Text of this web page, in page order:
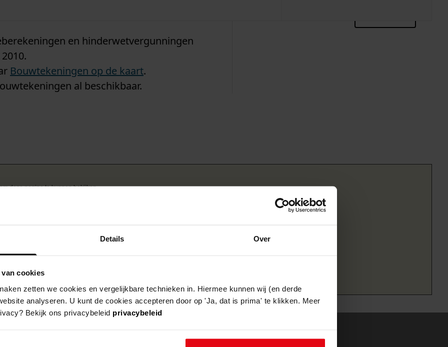
Details Over
cookies
zetten we cookies en vergelijkbare technieken in. Hiermee kunnen wij (en derde
analyseren. U kunt de cookies accepteren door op 'Ja, dat is prima' te klikken. Meer
Bekijk ons privacybeleid privacybeleid
en hinderwetvergunningen
Bouwtekeningen op de kaart.
al beschikbaar.
deze pagina te kunnen bekijken.